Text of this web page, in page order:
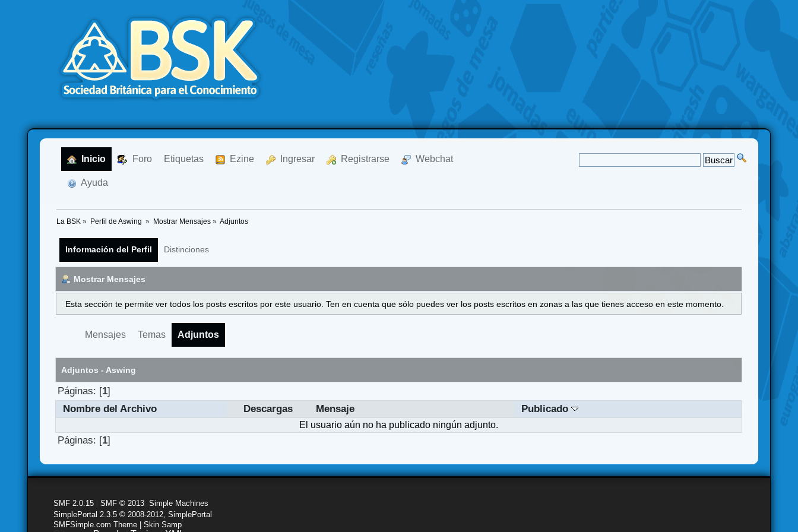
Inicio Foro Etiquetas Ezine Ingresar Registrarse Webchat
Ayuda
La BSK » Perfil de Aswing » Mostrar Mensajes» Adjuntos
Información del Perfil Distinciones
Mostrar Mensajes
Esta sección te permite ver todos los posts escritos por este usuario. Ten en cuenta que sólo puedes ver los posts escritos en zonas a las que tienes acceso en este momento.
Mensajes Temas Adjuntos
Adjuntos - Aswing
Páginas: [1]
Nombre del Archivo
Descargas Mensaje Publicado
El usuario aún no ha publicado ningún adjunto.
Páginas: [1]
SMF 2.0.15 |SMF © 2013 ,Simple Machines
SimplePortal 2.3.5 © 2008-2012, SimplePortal
SMFSimple.com Theme | Skin Samp